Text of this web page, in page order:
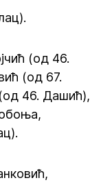
(од 46.
(од 67.
46. Дашић),